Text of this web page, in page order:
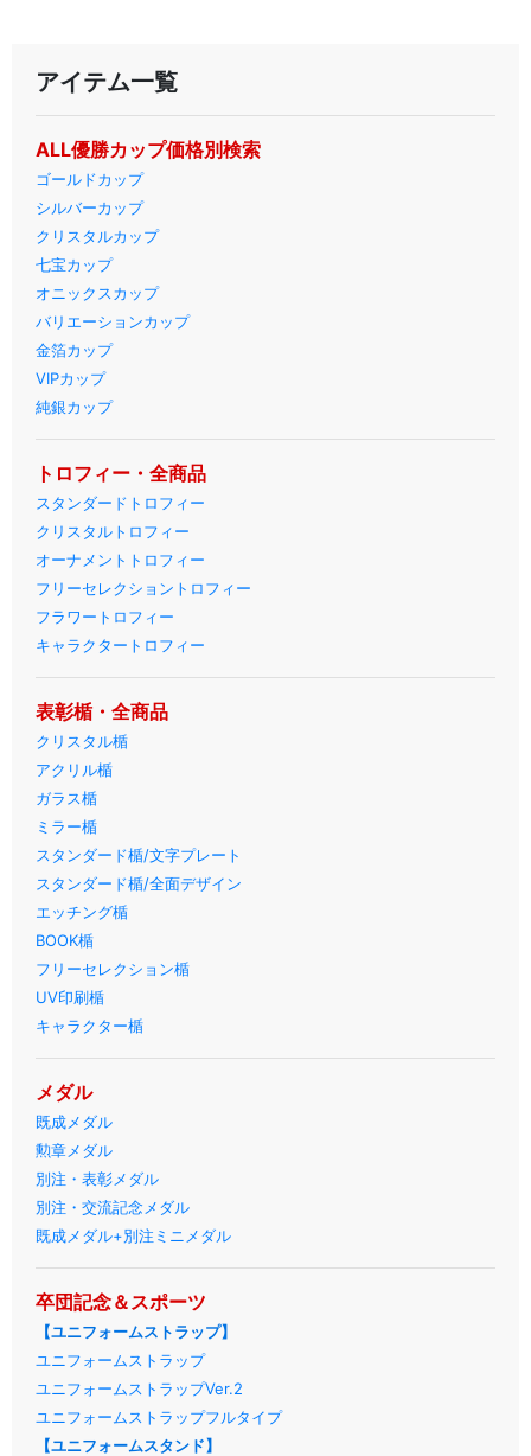
アイテム一覧
ALL優勝カップ価格別検索
ゴールドカップ
シルバーカップ
クリスタルカップ
七宝カップ
オニックスカップ
バリエーションカップ
金箔カップ
VIPカップ
純銀カップ
トロフィー・全商品
スタンダードトロフィー
クリスタルトロフィー
オーナメントトロフィー
フリーセレクショントロフィー
フラワートロフィー
キャラクタートロフィー
表彰楯・全商品
クリスタル楯
アクリル楯
ガラス楯
ミラー楯
スタンダード楯/文字プレート
スタンダード楯/全面デザイン
エッチング楯
BOOK楯
フリーセレクション楯
UV印刷楯
キャラクター楯
メダル
既成メダル
勲章メダル
別注・表彰メダル
別注・交流記念メダル
既成メダル+別注ミニメダル
卒団記念＆スポーツ
【ユニフォームストラップ】
ユニフォームストラップ
ユニフォームストラップVer.2
ユニフォームストラップフルタイプ
【ユニフォームスタンド】